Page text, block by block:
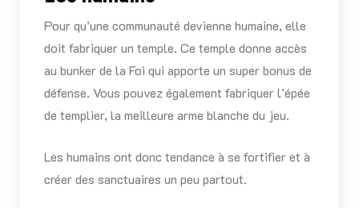
Pour qu’une communauté devienne humaine, elle
doit fabriquer un temple. Ce temple donne accès
au bunker de la Foi qui apporte un super bonus de
défense. Vous pouvez également fabriquer l’épée
de templier, la meilleure arme blanche du jeu.
Les humains ont donc tendance à se fortifier et à
créer des sanctuaires un peu partout.